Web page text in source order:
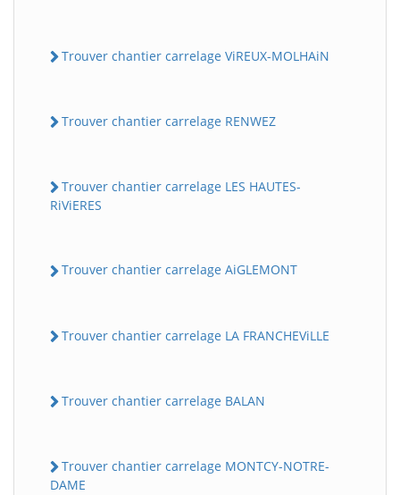
Trouver chantier carrelage ViREUX-MOLHAiN
Trouver chantier carrelage RENWEZ
Trouver chantier carrelage LES HAUTES-
RiViERES
Trouver chantier carrelage AiGLEMONT
Trouver chantier carrelage LA FRANCHEViLLE
Trouver chantier carrelage BALAN
Trouver chantier carrelage MONTCY-NOTRE-
DAME